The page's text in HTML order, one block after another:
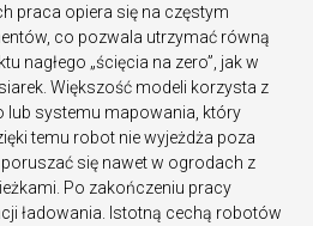
praca opiera się na częstym
co pozwala utrzymać równą
nagłego „ścięcia na zero”, jak w
Większość modeli korzysta z
lub systemu mapowania, który
temu robot nie wyjeżdża poza
się nawet w ogrodach z
Po zakończeniu pracy
ładowania. Istotną cechą robotów